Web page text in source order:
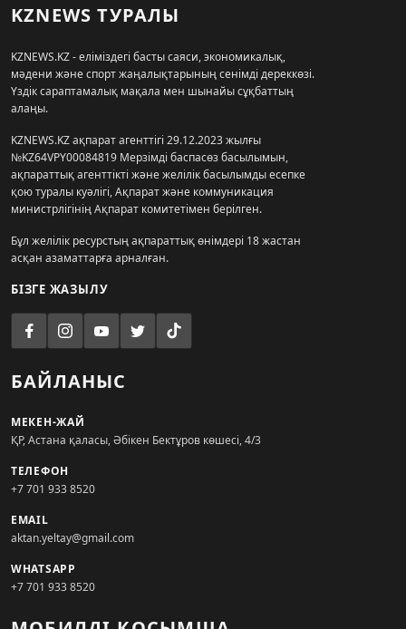
KZNEWS ТУРАЛЫ
KZNEWS.KZ - еліміздегі басты саяси, экономикалық,
мәдени және спорт жаңалықтарының сенімді дереккөзі.
Үздік сараптамалық мақала мен шынайы сұқбаттың
алаңы.
KZNEWS.KZ ақпарат агенттігі 29.12.2023 жылғы
№KZ64VPY00084819 Мерзімді баспасөз басылымын,
ақпараттық агенттікті және желілік басылымды есепке
қою туралы куәлігі, Ақпарат және коммуникация
министрлігінің Ақпарат комитетімен берілген.
Бұл желілік ресурстың ақпараттық өнімдері 18 жастан
асқан азаматтарға арналған.
БІЗГЕ ЖАЗЫЛУ
БАЙЛАНЫС
МЕКЕН-ЖАЙ
ҚР, Астана қаласы, Әбікен Бектұров көшесі, 4/3
ТЕЛЕФОН
+7 701 933 8520
EMAIL
aktan.yeltay@gmail.com
WHATSAPP
+7 701 933 8520